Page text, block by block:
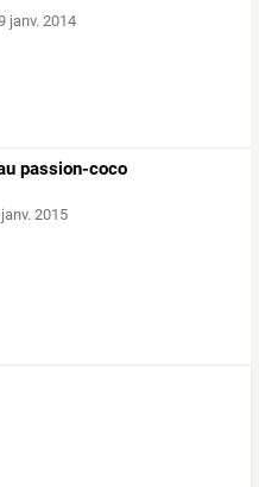
janv. 2014
passion-coco
2015